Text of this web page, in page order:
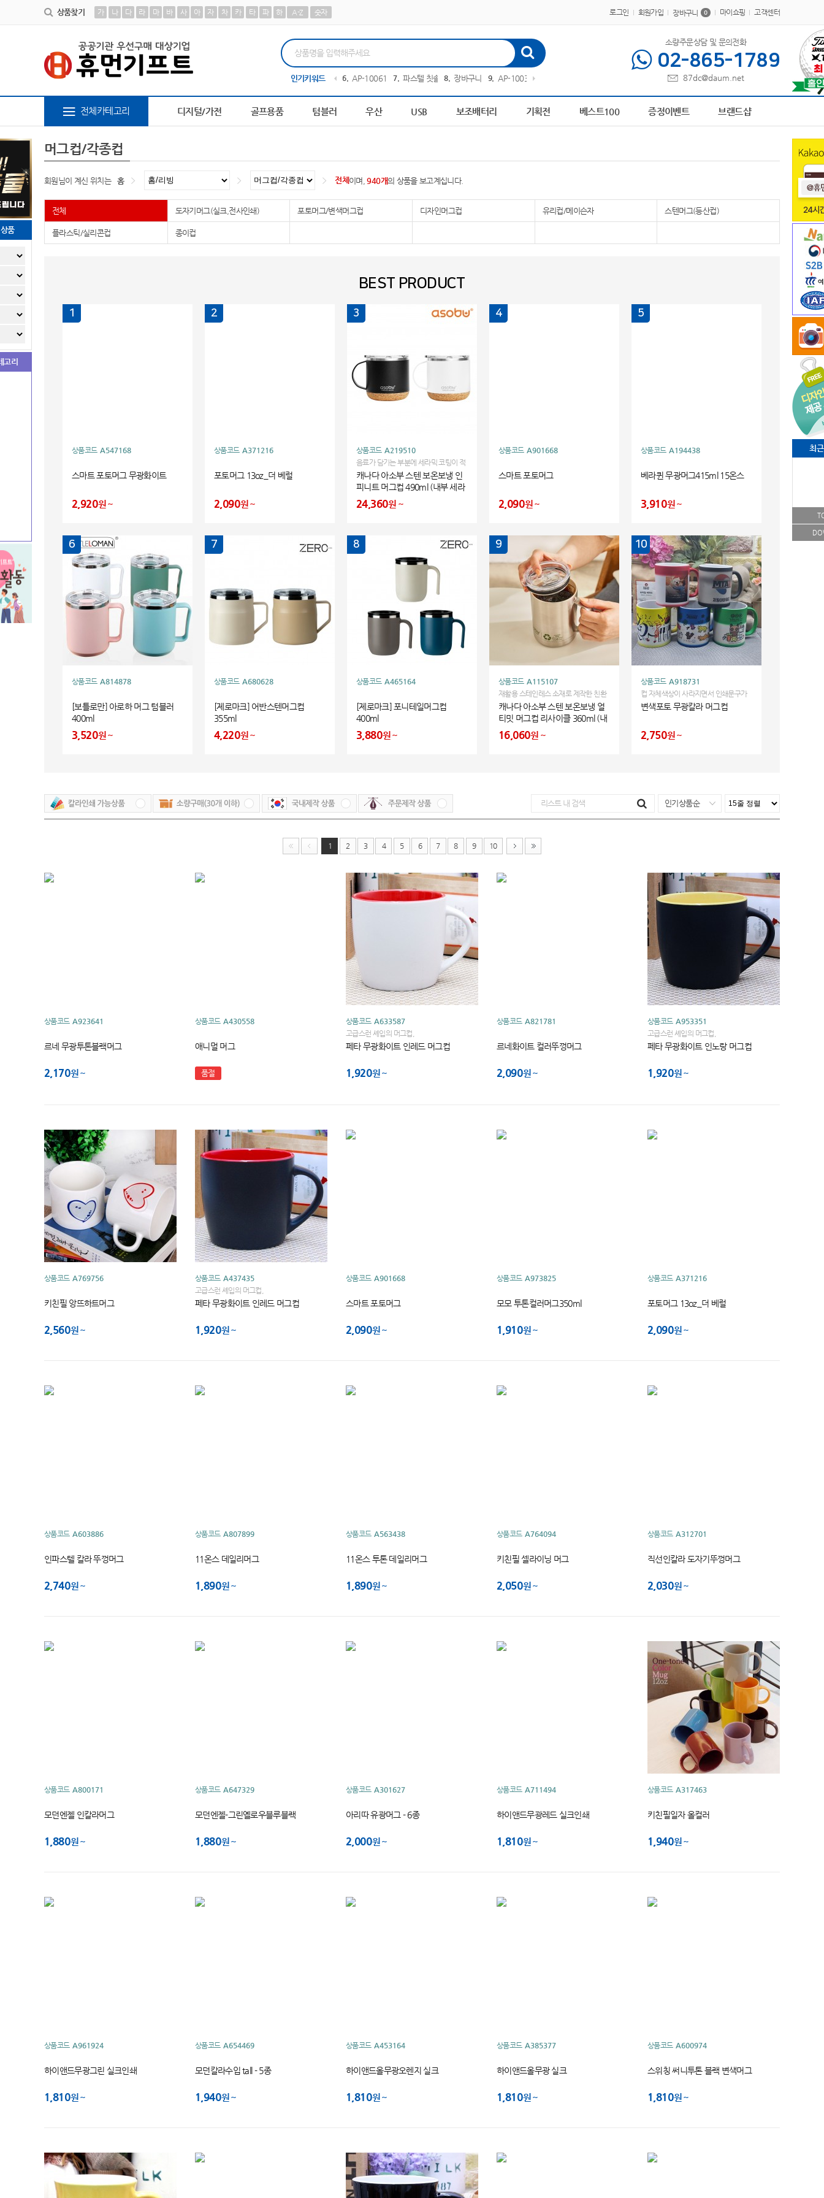
상품찾기 가 나 다 라 마 바 사 아 자 차 카 타 파 하 A-Z 숫자 로그인 회원가입 장바구니 0 마이쇼핑 고객센터
인기키워드
5 AP-100413 AP-100616 AP-10036410 AP-1002421 책갈피 2 AP-100209 3 피트 텀블러 담요 5 AP-100413 8 장바구니 9 AP-100364 AP-100242
소량주문상담 및 문의전화
02-865-1789
87dc@daum.net
전체카테고리 디지털/가전 골프용품 텀블러 우산 USB 보조배터리 기획전 베스트100 증정이벤트 브랜드샵
품
고리
최
머그컵/각종컵
회원님이 계신 위치는 홈 전체이며,940개의 상품을 보고계십니다.
전체 도자기머그(실크,전사인쇄) 포토머그/변색머그컵 디자인머그컵 유리컵/메이슨자 스텐머그(등산컵)
플라스틱/실리콘컵 종이컵
BEST PRODUCT
1
상품코드 A547168
스마트 포토머그 무광화이트
2,920원
2
상품코드 A371216
포토머그 13oz_더 베럴
2,090원
3
상품코드 A219510
음료가 담기는 부분에 세라믹 코팅이 적
용 되어 쇠맛/냄새베임/얼룩베임이 없
는 스텐 보온보냉 머그컵입니다.
캐나다 아소부 스텐 보온보냉 인
피니트 머그컵 490ml (내부 세라
믹 코팅)
24,360원
4
상품코드 A901668
스마트 포토머그
2,090원
5
상품코드 A194438
베라퀸 무광머그415ml 15온스
3,910원
6
상품코드 A814878
[보틀로만] 아로하 머그 텀블러
400ml
3,520원
7
상품코드 A680628
[제로마크] 어반스텐머그컵
355ml
4,220원
8
상품코드 A465164
[제로마크] 포니테일머그컵
400ml
3,880원
9
상품코드 A115107
재활용 스테인레스 소재로 제작한 친환
경 ESG 상품입니다. 음료가 담기는 부
분에 세라믹 코팅이 적용 되어 쇠맛/냄
새베임/얼룩베임이 없는 스텐 보온보냉
캐나다 아소부 스텐 보온보냉 얼
티밋 머그컵 리사이클 360ml (내
부 세라믹 코팅)
16,060원
10
상품코드 A918731
컵 자체색상이 사라지면서 인쇄문구가
돋보이는 컵
변색포토 무광칼라 머그컵
2,750원
인기상품순
1 2 3 4 5 6 7 8 9 10
상품코드 A923641
르네 무광투톤블랙머그
2,170원
상품코드 A430558
애니멀 머그
품절
상품코드 A633587
고급스런 셰입의 머그컵,
페타 무광화이트 인레드 머그컵
1,920원
상품코드 A821781
르네화이트 컬러뚜껑머그
2,090원
상품코드 A953351
고급스런 셰입의 머그컵,
페타 무광화이트 인노랑 머그컵
1,920원
상품코드 A769756
키친필 앙뜨하트머그
2,560원
상품코드 A437435
고급스런 셰입의 머그컵,
페타 무광화이트 인레드 머그컵
1,920원
상품코드 A901668
스마트 포토머그
2,090원
상품코드 A973825
모모 투톤컬러머그350ml
1,910원
상품코드 A371216
포토머그 13oz_더 베럴
2,090원
상품코드 A603886
인파스텔 칼라 뚜껑머그
2,740원
상품코드 A807899
11온스 데일리머그
1,890원
상품코드 A563438
11온스 투톤 데일리머그
1,890원
상품코드 A764094
키친필 셀라이닝 머그
2,050원
상품코드 A312701
직선인칼라 도자기뚜껑머그
2,030원
상품코드 A800171
모던엔젤 인칼라머그
1,880원
상품코드 A647329
모던엔젤-그린옐로우블루블랙
1,880원
상품코드 A301627
아리따 유광머그 - 6종
2,000원
상품코드 A711494
하이앤드무광레드 실크인쇄
1,810원
상품코드 A317463
키친필일자 올컬러
1,940원
상품코드 A961924
하이앤드무광그린 실크인쇄
1,810원
상품코드 A654469
모던칼라수입 tall - 5종
1,940원
상품코드 A453164
하이앤드올무광오렌지 실크
1,810원
상품코드 A385377
하이앤드올무광 실크
1,810원
상품코드 A600974
스위칭 써니투톤 블랙 변색머그
1,810원